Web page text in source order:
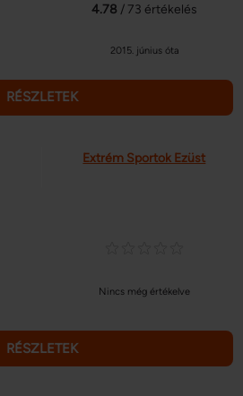
4.78 / 73 értékelés
2015. június óta
RÉSZLETEK
Extrém Sportok Ezüst
Nincs még értékelve
RÉSZLETEK